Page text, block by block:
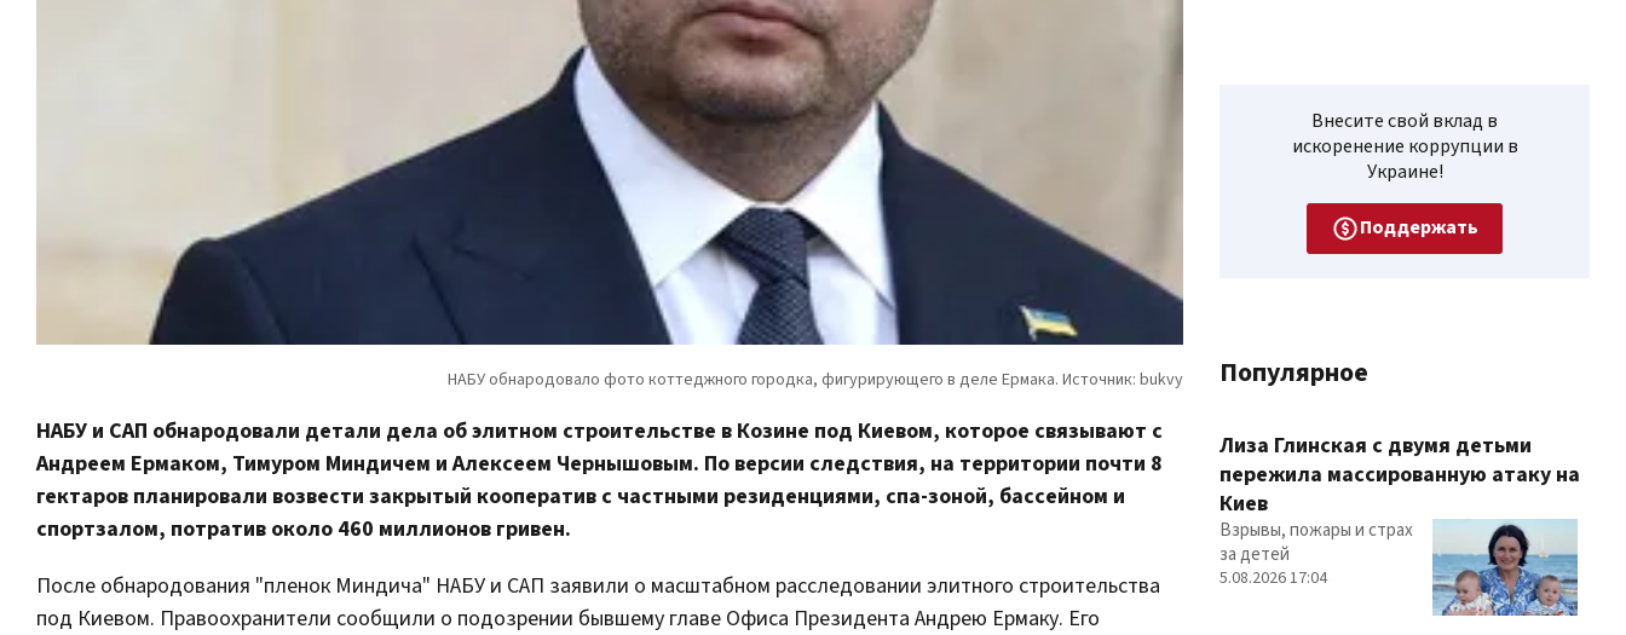
НАБУ и САП обнародовали детали дела об элитном строительстве в Козине под Киевом, которое связывают с
Андреем Ермаком, Тимуром Миндичем и Алексеем Чернышовым. По версии следствия, на территории почти 8
гектаров планировали возвести закрытый кооператив с частными резиденциями, спа-зоной, бассейном и
спортзалом, потратив около 460 миллионов гривен.
После обнародования "пленок Миндича" НАБУ и САП заявили о масштабном расследовании элитного строительства
под Киевом. Правоохранители сообщили о подозрении бывшему главе Офиса Президента Андрею Ермаку. Его
Внесите свой вклад в
искоренение коррупции в
Украине!
Поддержать
Популярное
Лиза Глинская с двумя детьми
пережила массированную атаку на
Киев
Взрывы, пожары и страх
за детей
5.08.2026 17:04